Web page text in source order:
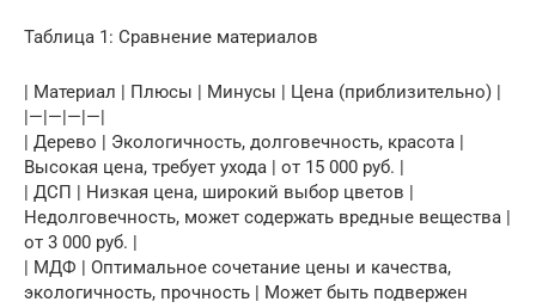
Таблица 1: Сравнение материалов
| Материал | Плюсы | Минусы | Цена (приблизительно) |
|—|—|—|—|
| Дерево | Экологичность, долговечность, красота |
Высокая цена, требует ухода | от 15 000 руб. |
| ДСП | Низкая цена, широкий выбор цветов |
Недолговечность, может содержать вредные вещества |
от 3 000 руб. |
| МДФ | Оптимальное сочетание цены и качества,
экологичность, прочность | Может быть подвержен